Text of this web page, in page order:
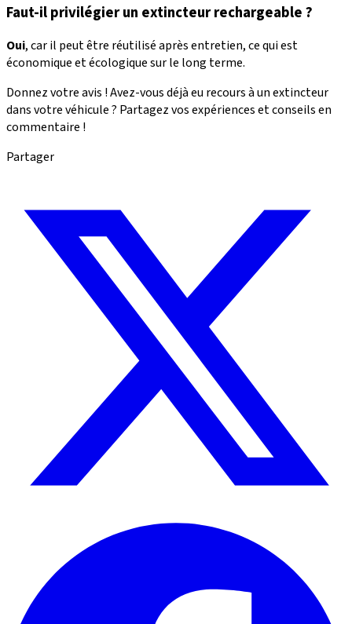
Faut-il privilégier un extincteur rechargeable ?
Oui, car il peut être réutilisé après entretien, ce qui est
économique et écologique sur le long terme.
Donnez votre avis ! Avez-vous déjà eu recours à un extincteur
dans votre véhicule ? Partagez vos expériences et conseils en
commentaire !
Partager